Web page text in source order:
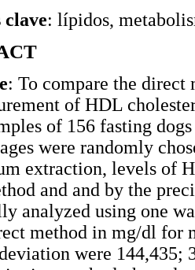
clave: lípidos,
: To compare the
of HDL
of 156 fasting
were randomly
extraction, levels of
and and by the
analyzed using one
method in mg/dl for
were 144,435;